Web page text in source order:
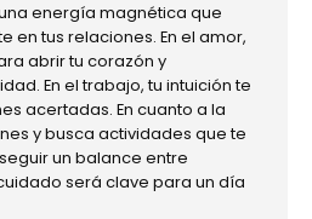
energía magnética que
en tus relaciones. En el amor,
abrir tu corazón y
En el trabajo, tu intuición te
acertadas. En cuanto a la
y busca actividades que te
un balance entre
será clave para un día